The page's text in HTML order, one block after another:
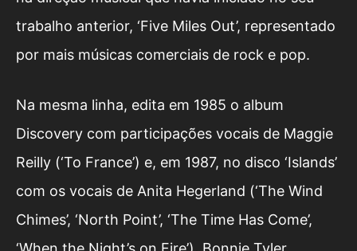
trabalho anterior, ‘Five Miles Out’, representado
por mais músicas comerciais de rock e pop.
Na mesma linha, edita em 1985 o album
Discovery com participações vocais de Maggie
Reilly (‘To France’) e, em 1987, no disco ‘Islands’
com os vocais de Anita Hegerland (‘The Wind
Chimes’, ‘North Point’, ‘The Time Has Come’,